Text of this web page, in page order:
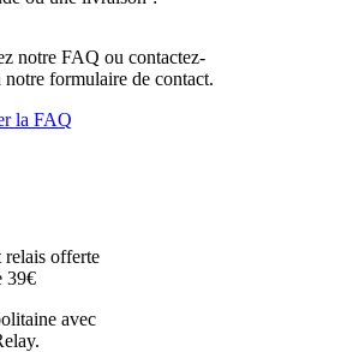
notre FAQ ou contactez-
notre formulaire de contact.
la FAQ
offerte
39€
avec